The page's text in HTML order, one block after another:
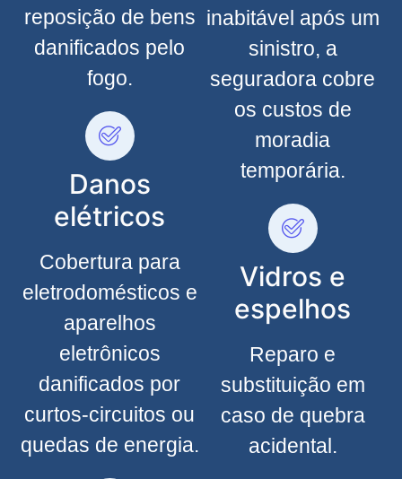
reposição de bens
danificados pelo
fogo.
Danos
elétricos
Cobertura para
eletrodomésticos e
aparelhos
eletrônicos
danificados por
curtos-circuitos ou
quedas de energia.
inabitável após um
sinistro, a
seguradora cobre
os custos de
moradia
temporária.
Vidros e
espelhos
Reparo e
substituição em
caso de quebra
acidental.